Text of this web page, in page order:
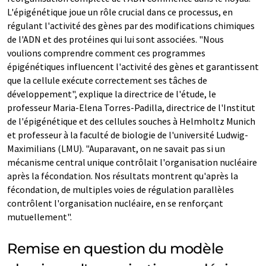
L'épigénétique joue un rôle crucial dans ce processus, en
régulant l'activité des gènes par des modifications chimiques
de l'ADN et des protéines qui lui sont associées. "Nous
voulions comprendre comment ces programmes
épigénétiques influencent l'activité des gènes et garantissent
que la cellule exécute correctement ses tâches de
développement", explique la directrice de l'étude, le
professeur Maria-Elena Torres-Padilla, directrice de l'Institut
de l'épigénétique et des cellules souches à Helmholtz Munich
et professeur à la faculté de biologie de l'université Ludwig-
Maximilians (LMU). "Auparavant, on ne savait pas si un
mécanisme central unique contrôlait l'organisation nucléaire
après la fécondation. Nos résultats montrent qu'après la
fécondation, de multiples voies de régulation parallèles
contrôlent l'organisation nucléaire, en se renforçant
mutuellement".
Remise en question du modèle